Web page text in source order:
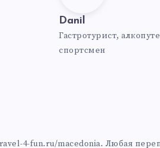
Danil
Гастротурист,
спортсмен
4-fun.ru/macedonia. Любая